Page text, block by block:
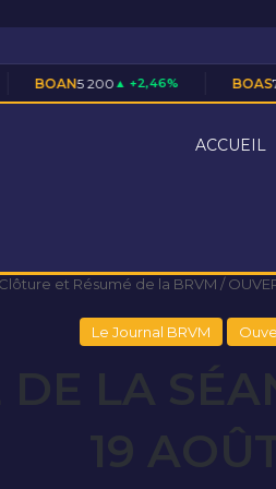
▲ +2,46% BOAS7 710 ▲ +1,45%
ACCUEIL
et Résumé de la BRVM /
Le Journal BRVM